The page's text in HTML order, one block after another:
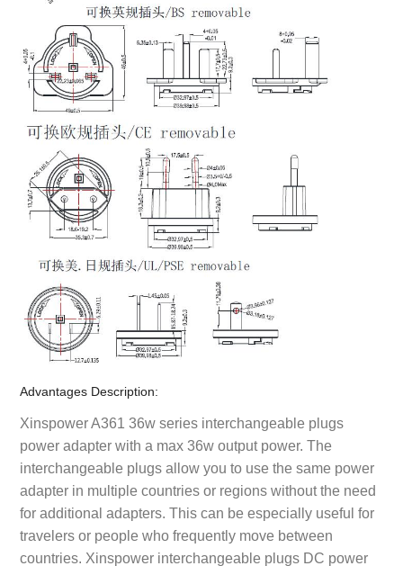
Advantages Description:
Xinspower A361 36w series interchangeable plugs
power adapter with a max 36w output power. The
interchangeable plugs allow you to use the same power
adapter in multiple countries or regions without the need
for additional adapters. This can be especially useful for
travelers or people who frequently move between
countries. Xinspower interchangeable plugs DC power